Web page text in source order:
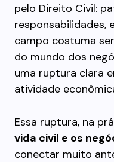
pelo Direito Civil:
responsabilidades,
campo costuma
do mundo dos
uma ruptura clara
atividade
Essa ruptura, na
vida civil e os
conectar muito